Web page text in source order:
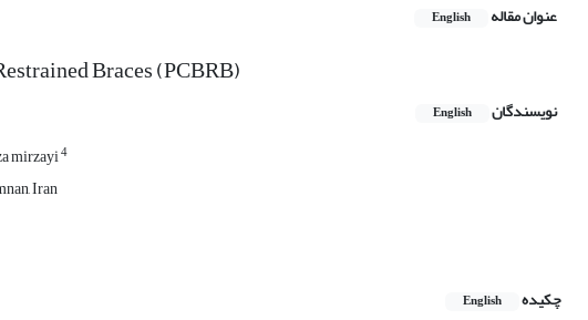
عنوان مقاله English
Braces (PCBRB)
نویسندگان English
mirzayi4
Iran
چکیده
English